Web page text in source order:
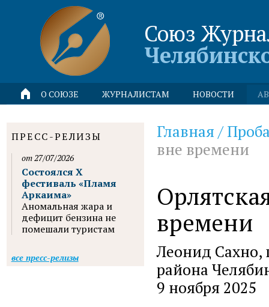
Союз
О СОЮЗЕ ЖУРНАЛИСТАМ НОВОСТИ
Главная /
вне времени
времени
Леонид Сахно,
района
9 ноября 2025
ПРЕСС-РЕЛИЗЫ
от 27/07/2026
Состоялся X
фестиваль «Пламя
Аркаима»
Аномальная жара и
дефицит бензина не
помешали туристам
все пресс-релизы